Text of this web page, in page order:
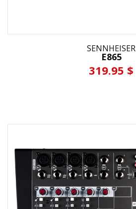
SENNHEISER
E865
319.95 $